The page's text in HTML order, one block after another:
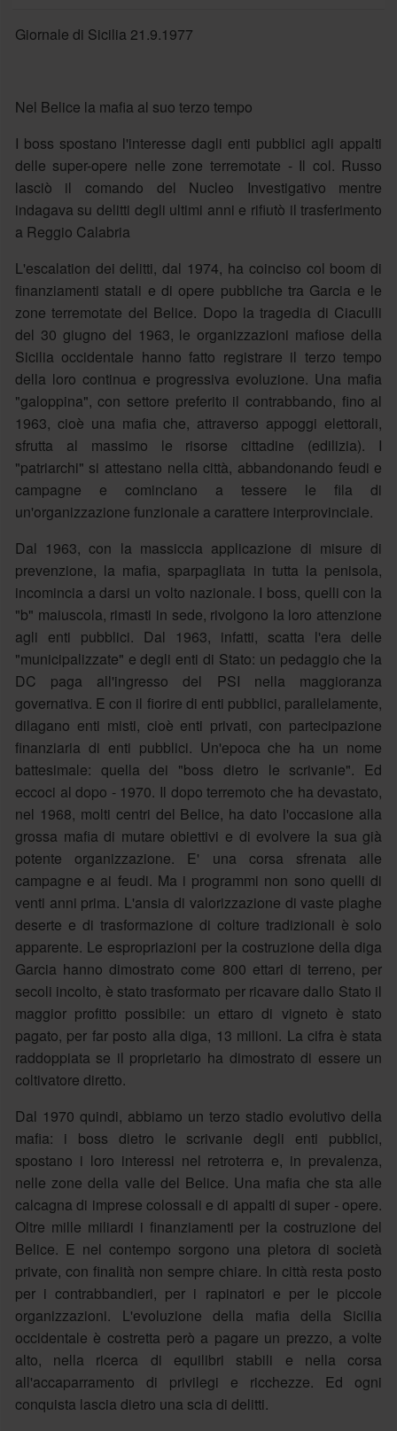
Giornale di Sicilia 21.9.1977
Nel Belice la mafia al suo terzo tempo
I boss spostano l'interesse dagli enti pubblici agli appalti
delle super-opere nelle zone terremotate - Il col. Russo
lasciò il comando del Nucleo Investigativo mentre
indagava su delitti degli ultimi anni e rifiutò il trasferimento
a Reggio Calabria
L'escalation dei delitti, dal 1974, ha coinciso col boom di
finanziamenti statali e di opere pubbliche tra Garcia e le
zone terremotate del Belice. Dopo la tragedia di Ciaculli
del 30 giugno del 1963, le organizzazioni mafiose della
Sicilia occidentale hanno fatto registrare il terzo tempo
della loro continua e progressiva evoluzione. Una mafia
"galoppina", con settore preferito il contrabbando, fino al
1963, cioè una mafia che, attraverso appoggi elettorali,
sfrutta al massimo le risorse cittadine (edilizia). I
"patriarchi" si attestano nella città, abbandonando feudi e
campagne e cominciano a tessere le fila di
un'organizzazione funzionale a carattere interprovinciale.
Dal 1963, con la massiccia applicazione di misure di
prevenzione, la mafia, sparpagliata in tutta la penisola,
incomincia a darsi un volto nazionale. I boss, quelli con la
"b" maiuscola, rimasti in sede, rivolgono la loro attenzione
agli enti pubblici. Dal 1963, infatti, scatta l'era delle
"municipalizzate" e degli enti di Stato: un pedaggio che la
DC paga all'ingresso del PSI nella maggioranza
governativa. E con il fiorire di enti pubblici, parallelamente,
dilagano enti misti, cioè enti privati, con partecipazione
finanziaria di enti pubblici. Un'epoca che ha un nome
battesimale: quella dei "boss dietro le scrivanie". Ed
eccoci al dopo - 1970. Il dopo terremoto che ha devastato,
nel 1968, molti centri del Belice, ha dato l'occasione alla
grossa mafia di mutare obiettivi e di evolvere la sua già
potente organizzazione. E' una corsa sfrenata alle
campagne e ai feudi. Ma i programmi non sono quelli di
venti anni prima. L'ansia di valorizzazione di vaste plaghe
deserte e di trasformazione di colture tradizionali è solo
apparente. Le espropriazioni per la costruzione della diga
Garcia hanno dimostrato come 800 ettari di terreno, per
secoli incolto, è stato trasformato per ricavare dallo Stato il
maggior profitto possibile: un ettaro di vigneto è stato
pagato, per far posto alla diga, 13 milioni. La cifra è stata
raddoppiata se il proprietario ha dimostrato di essere un
coltivatore diretto.
Dal 1970 quindi, abbiamo un terzo stadio evolutivo della
mafia: i boss dietro le scrivanie degli enti pubblici,
spostano i loro interessi nel retroterra e, in prevalenza,
nelle zone della valle del Belice. Una mafia che sta alle
calcagna di imprese colossali e di appalti di super - opere.
Oltre mille miliardi i finanziamenti per la costruzione del
Belice. E nel contempo sorgono una pletora di società
private, con finalità non sempre chiare. In città resta posto
per i contrabbandieri, per i rapinatori e per le piccole
organizzazioni. L'evoluzione della mafia della Sicilia
occidentale è costretta però a pagare un prezzo, a volte
alto, nella ricerca di equilibri stabili e nella corsa
all'accaparramento di privilegi e ricchezze. Ed ogni
conquista lascia dietro una scia di delitti.